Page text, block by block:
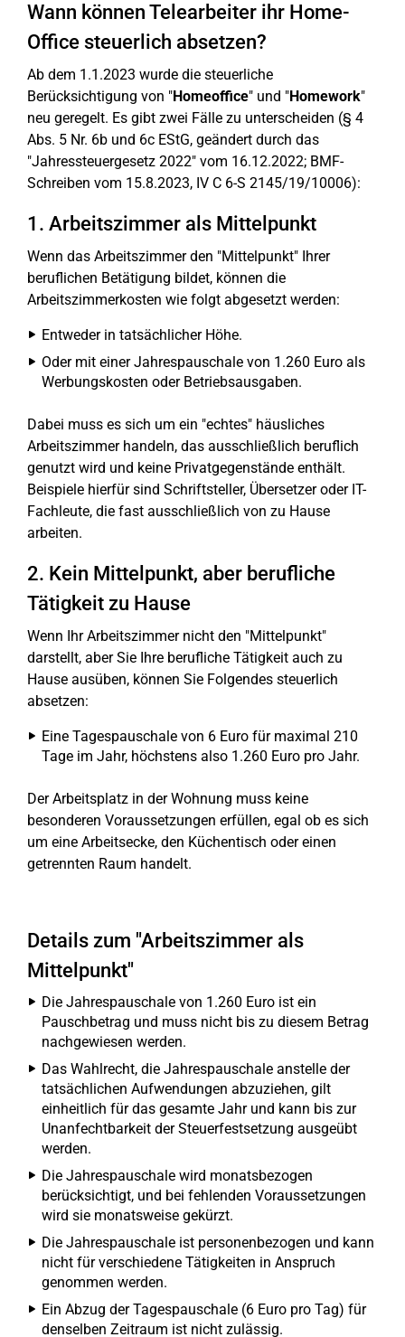
Wann können Telearbeiter ihr Home-
Office steuerlich absetzen?
Ab dem 1.1.2023 wurde die steuerliche
Berücksichtigung von "Homeoffice" und "Homework"
neu geregelt. Es gibt zwei Fälle zu unterscheiden (§ 4
Abs. 5 Nr. 6b und 6c EStG, geändert durch das
"Jahressteuergesetz 2022" vom 16.12.2022; BMF-
Schreiben vom 15.8.2023, IV C 6-S 2145/19/10006):
1. Arbeitszimmer als Mittelpunkt
Wenn das Arbeitszimmer den "Mittelpunkt" Ihrer
beruflichen Betätigung bildet, können die
Arbeitszimmerkosten wie folgt abgesetzt werden:
Entweder in tatsächlicher Höhe.
Oder mit einer Jahrespauschale von 1.260 Euro als
Werbungskosten oder Betriebsausgaben.
Dabei muss es sich um ein "echtes" häusliches
Arbeitszimmer handeln, das ausschließlich beruflich
genutzt wird und keine Privatgegenstände enthält.
Beispiele hierfür sind Schriftsteller, Übersetzer oder IT-
Fachleute, die fast ausschließlich von zu Hause
arbeiten.
2. Kein Mittelpunkt, aber berufliche
Tätigkeit zu Hause
Wenn Ihr Arbeitszimmer nicht den "Mittelpunkt"
darstellt, aber Sie Ihre berufliche Tätigkeit auch zu
Hause ausüben, können Sie Folgendes steuerlich
absetzen:
Eine Tagespauschale von 6 Euro für maximal 210
Tage im Jahr, höchstens also 1.260 Euro pro Jahr.
Der Arbeitsplatz in der Wohnung muss keine
besonderen Voraussetzungen erfüllen, egal ob es sich
um eine Arbeitsecke, den Küchentisch oder einen
getrennten Raum handelt.
Details zum "Arbeitszimmer als
Mittelpunkt"
Die Jahrespauschale von 1.260 Euro ist ein
Pauschbetrag und muss nicht bis zu diesem Betrag
nachgewiesen werden.
Das Wahlrecht, die Jahrespauschale anstelle der
tatsächlichen Aufwendungen abzuziehen, gilt
einheitlich für das gesamte Jahr und kann bis zur
Unanfechtbarkeit der Steuerfestsetzung ausgeübt
werden.
Die Jahrespauschale wird monatsbezogen
berücksichtigt, und bei fehlenden Voraussetzungen
wird sie monatsweise gekürzt.
Die Jahrespauschale ist personenbezogen und kann
nicht für verschiedene Tätigkeiten in Anspruch
genommen werden.
Ein Abzug der Tagespauschale (6 Euro pro Tag) für
denselben Zeitraum ist nicht zulässig.